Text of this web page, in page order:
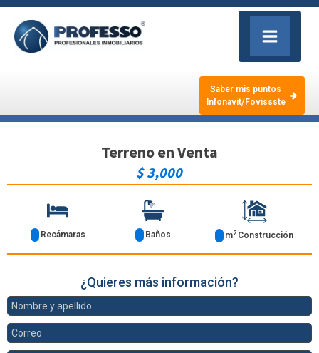
Saber mis puntos
Infonavit/Fovissste
TerrenoenVenta
$ 3,000
Recámaras Baños m2 Construcción
¿Quieres más información?